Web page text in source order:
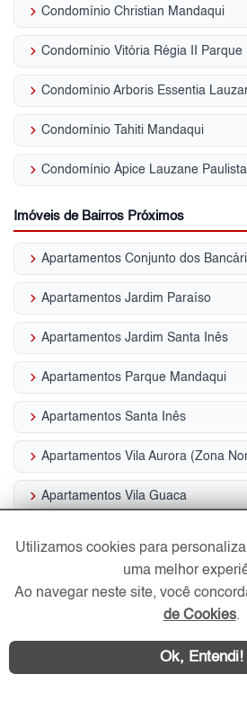
keyboard_arrow_right Condomínio Christian Mandaqui
keyboard_arrow_right Condomínio Vitória Régia II Parque
keyboard_arrow_right Condomínio Arboris Essentia
keyboard_arrow_right Condomínio Tahiti Mandaqui
keyboard_arrow_right Condomínio Ápice Lauzane Paulista
Imóveis de Bairros Próximos
keyboard_arrow_right Apartamentos Conjunto dos
keyboard_arrow_right Apartamentos Jardim Paraíso
keyboard_arrow_right Apartamentos Jardim Santa Inês
keyboard_arrow_right Apartamentos Parque Mandaqui
keyboard_arrow_right Apartamentos Santa Inês
keyboard_arrow_right Apartamentos Vila Aurora (Zona
keyboard_arrow_rightApartamentos Vila Guaca
Casas Alto de Santana
Casas Conjunto dos Bancários
Utilizamos cookies para
uma melhor
Ao navegar neste site, você
de Cookies.
Ok, Entendi!